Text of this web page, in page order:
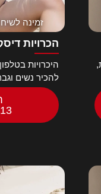
זמינה
הכרויות
היכרויות
להכיר נשים